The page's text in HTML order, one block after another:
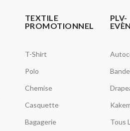
TEXTILE
PROMOTIONNEL
T-Shirt
Polo
Chemise
Casquette
Bagagerie
PLV-
Tous